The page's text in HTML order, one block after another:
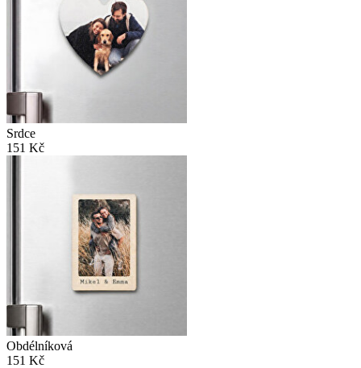
Srdce
151 Kč
Obdélníková
151 Kč